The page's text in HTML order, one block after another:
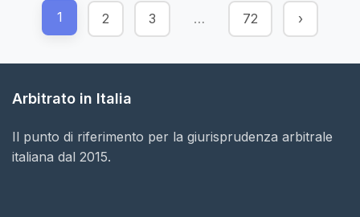
1 2 3 … 72 ›
Arbitrato in Italia
Il punto di riferimento per la giurisprudenza arbitrale
italiana dal 2015.